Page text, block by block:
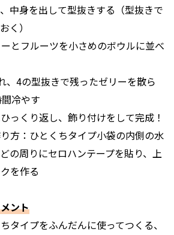
中身を出して型抜きする（型抜きで
く）
とフルーツを小さめのボウルに並べ
、4の型抜きで残ったゼリーを散ら
冷やす
っくり返し、飾り付けをして完成！
方：ひとくちタイプ小袋の内側の水
の周りにセロハンテープを貼り、上
を作る
ント
タイプをふんだんに使ってつくる、